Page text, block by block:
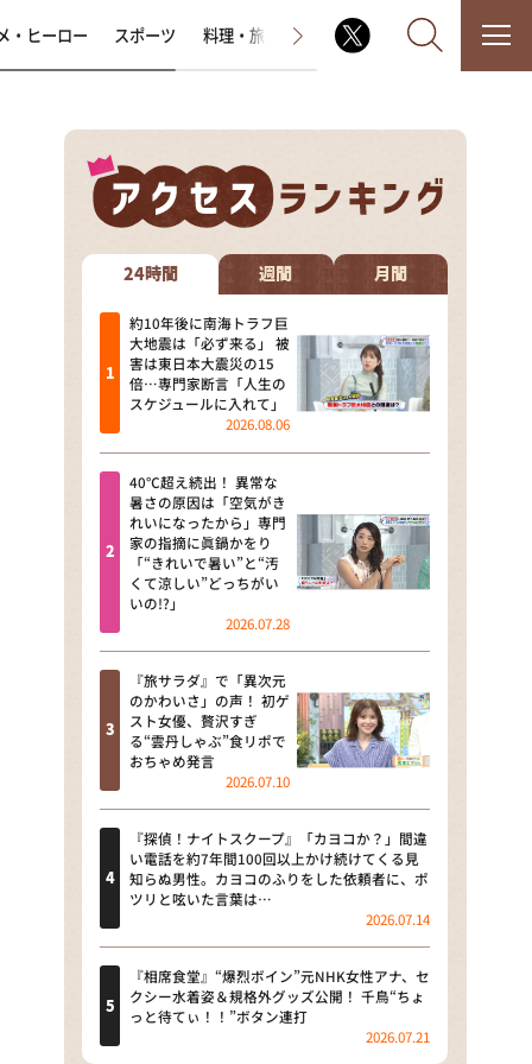
なるみ・岡村の過ぎるTV
相席食堂
これ余談なんですけど・・・
～人生密着トークバラエティ！
～ やすとものいたって真剣です
探偵！ナイトスクープ
news おかえり
河合＆A.B.C-Z塚田×福井アナ
「なんでやねん！？」（news お
かえり）
DAIGOも台所 ～きょうの献立 何
にする？～
本日はダイアンなり！シーズン２
朝だ！生です旅サラダ
教えて！ニュースライブ 正義の
ミカタ
ＬＩＦＥ～夢のカタチ～
新婚さんいらっしゃい！
ポツンと一軒家
ザキ山小屋本館
・ヒーロー スポーツ 料理・旅 ラジオ番組 その他
24時間 週間 月間
約10年後に南海トラフ巨
大地震は「必ず来る」 被
害は東日本大震災の15
倍…専門家断言「人生の
スケジュールに入れて」
2026.08.06
40℃超え続出！ 異常な
暑さの原因は「空気がき
れいになったから」専門
家の指摘に眞鍋かをり
「“きれいで暑い”と“汚
くて涼しい”どっちがい
いの!?」
2026.07.28
『旅サラダ』で「異次元
のかわいさ」の声！ 初ゲ
スト女優、贅沢すぎ
る“雲丹しゃぶ”食リポで
おちゃめ発言
2026.07.10
『探偵！ナイトスクープ』「カヨコか？」間違
い電話を約7年間100回以上かけ続けてくる見
知らぬ男性。カヨコのふりをした依頼者に、ポ
ツリと呟いた言葉は…
2026.07.14
『相席食堂』“爆烈ボイン”元NHK女性アナ、セ
クシー水着姿＆規格外グッズ公開！ 千鳥“ちょ
っと待てぃ！！”ボタン連打
2026.07.21